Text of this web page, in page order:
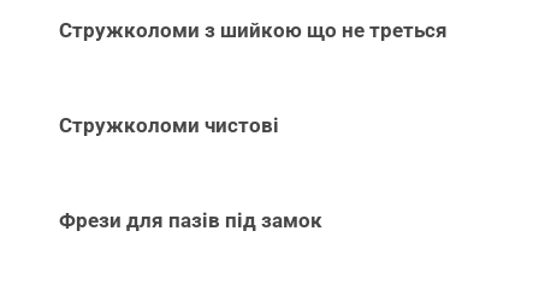
Стружколоми з шийкою що не треться
Стружколоми чистові
Фрези для пазів під замок